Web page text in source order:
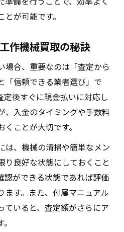
が可能です。
作機械買取の秘訣
場合、重要なのは「査定から
「信頼できる業者選び」で
定後すぐに現金払いに対応し
、入金のタイミングや手数料
ことが大切です。
は、機械の清掃や簡単なメン
り良好な状態にしておくこと
認ができる状態であれば評価
ます。また、付属マニュアル
ていると、査定額がさらにア